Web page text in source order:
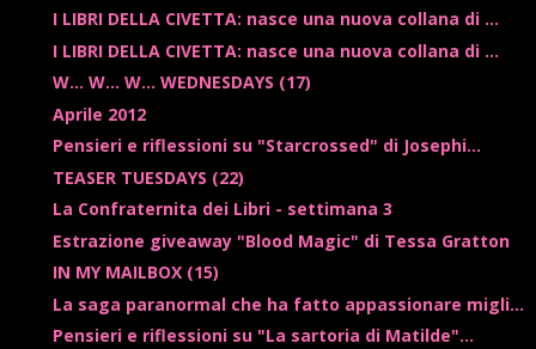
I LIBRI DELLA CIVETTA: nasce una nuova collana di ...
I LIBRI DELLA CIVETTA: nasce una nuova collana di ...
W... W... W... WEDNESDAYS (17)
Aprile 2012
Pensieri e riflessioni su "Starcrossed" di Josephi...
TEASER TUESDAYS (22)
La Confraternita dei Libri - settimana 3
Estrazione giveaway "Blood Magic" di Tessa Gratton
IN MY MAILBOX (15)
La saga paranormal che ha fatto appassionare migli...
Pensieri e riflessioni su "La sartoria di Matilde"...